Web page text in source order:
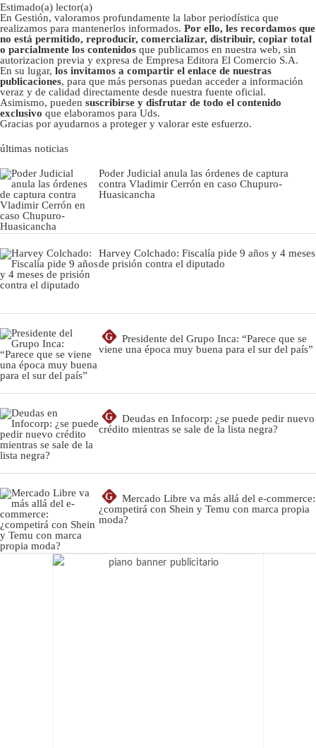
Estimado(a) lector(a)
En Gestión, valoramos profundamente la labor periodística que
realizamos para mantenerlos informados. Por ello, les recordamos que
no está permitido, reproducir, comercializar, distribuir, copiar total
o parcialmente los contenidos que publicamos en nuestra web, sin
autorizacion previa y expresa de Empresa Editora El Comercio S.A.
En su lugar, los invitamos a compartir el enlace de nuestras
publicaciones, para que más personas puedan acceder a información
veraz y de calidad directamente desde nuestra fuente oficial.
Asimismo, pueden suscribirse y disfrutar de todo el contenido
exclusivo que elaboramos para Uds.
Gracias por ayudarnos a proteger y valorar este esfuerzo.
últimas noticias
Poder Judicial anula las órdenes de captura
contra Vladimir Cerrón en caso Chupuro-
Huasicancha
Harvey Colchado: Fiscalía pide 9 años y 4 meses
de prisión contra el diputado
G
Presidente del Grupo Inca: “Parece que se
viene una época muy buena para el sur del país”
G
Deudas en Infocorp: ¿se puede pedir nuevo
crédito mientras se sale de la lista negra?
G
Mercado Libre va más allá del e-commerce:
¿competirá con Shein y Temu con marca propia
moda?